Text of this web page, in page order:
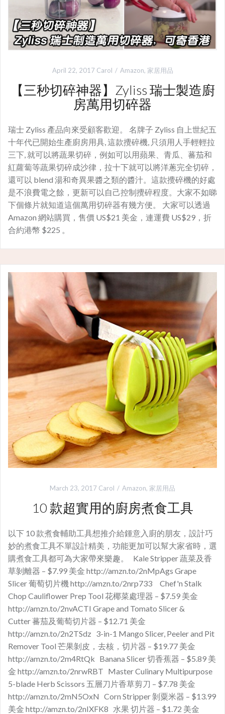
April 22, 2017 Carol Amazon, 家居用品
【三秒切碎神器】Zyliss 瑞士製造廚
房萬用切碎器
瑞士 Zyliss 產品向來受顧客歡迎。 名牌子 Zyliss 自上世紀五
十年代已開始生產廚房用具, 這款攪碎機, 只須用人手輕輕拉
三下, 就可以將蔬果切碎，例如可以用蘋果、青瓜、蕃茄和
紅蘿蔔等蔬果切碎成沙律，拉十下就可以將洋蔥完全切碎，
還可以 blend 湯和奇異果醬之類的醬汁。這款攪碎機的好處
是不浪費電之餘，更新可以自己控制攪碎程度。大家不如睇
下個條片就知道這個萬用切碎器有幾方便。 大家可以透過
Amazon 網站購買，售價 US$21 美金，連運費 US$29，折
合約港幣 $225 。
March 23, 2017 Carol Amazon, 家居用品
10 款超實用的廚‎房煮食工具
以下 10 款煮食輔助工具想推介給鍾意入廚的朋友，設計巧
妙的煮食工具不單設計精美，功能更加可以幫大家省時，選
購煮食工具都可為大家帶來樂趣。 Kale Stripper 蔬菜及香
草剝離器 – $7.99 美金 http://amzn.to/2nMpAgs​ Grape
Slicer 葡萄切片機 http://amzn.to/2nrp733 Chef'n Stalk
Chop Cauliflower Prep Tool 花椰菜處理器 – $7.59 美金
http://amzn.to/2nvACTI Grape and Tomato Slicer &
Cutter 蕃茄及葡萄切片器 – $12.71 美金
http://amzn.to/2n2TSdz 3-in-1 Mango Slicer, Peeler and Pit
Remover Tool 芒果剝皮，去核，切片器 – $19.77 美金
http://amzn.to/2m4RtQk Banana Slicer 切香蕉器 – $5.89 美
金 http://amzn.to/2nrwRBT Master Culinary Multipurpose
5-blade Herb Scissors 五層刀片香草剪刀 – $7.78 美金
http://amzn.to/2mN5OxN Corn Stripper 剝粟米器 – $13.99
美金 http://amzn.to/2nIXFK8 水果 切片器 – $1.72 美金